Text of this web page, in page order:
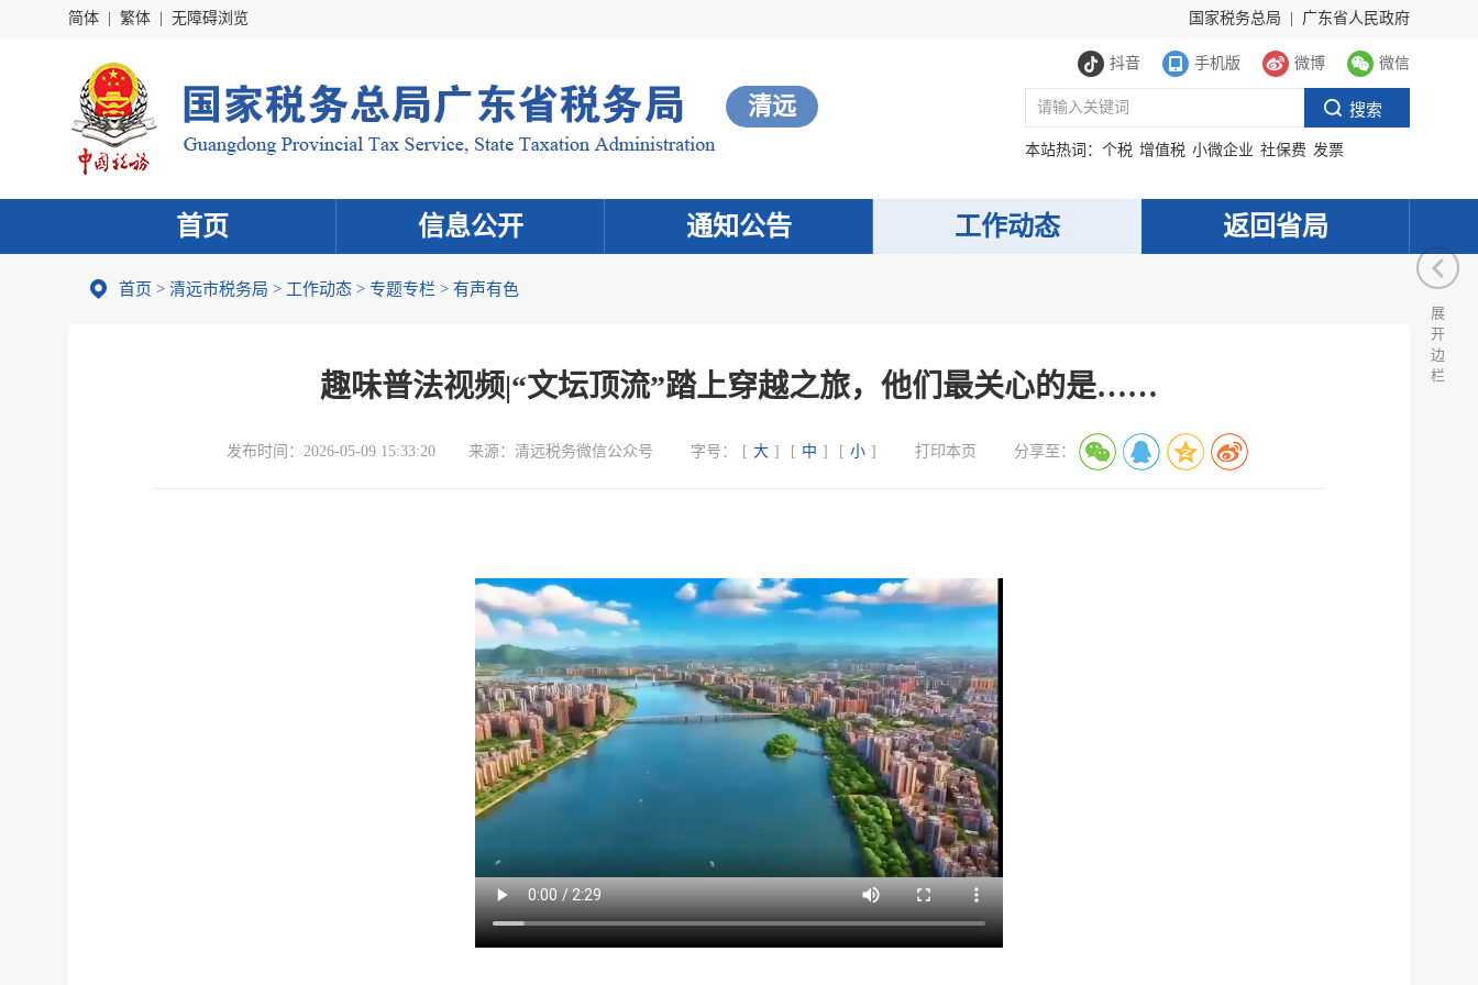
简体 繁体 无障碍浏览 国家税务总局 广东省人民政府
抖音 手机版 微博 微信
清远
本站热词： 个税 增值税 小微企业 社保费 发票
首页 信息公开 通知公告 工作动态 返回省局
首页 > 清远市税务局 > 工作动态 > 专题专栏 > 有声有色
趣味普法视频|“文坛顶流”踏上穿越之旅，他们最关心的是……
发布时间： 2026-05-09 15:33:20 来源： 清远税务微信公众号 字号： [ 大 ] [ 中 ] [ 小 ] 打印本页 分享至：
展
开
边
栏